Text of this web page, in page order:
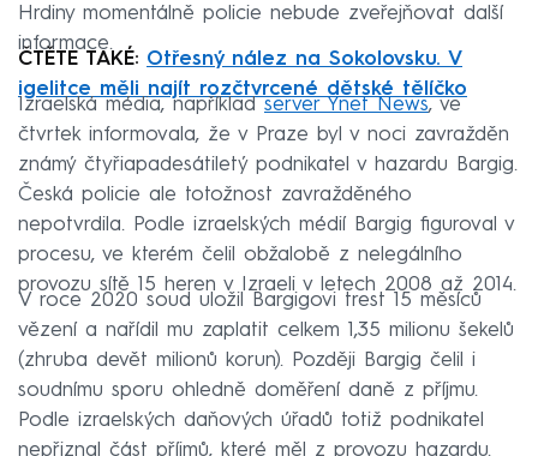
Hrdiny momentálně policie nebude zveřejňovat další
informace.
ČTĚTE TAKÉ: Otřesný nález na Sokolovsku. V
igelitce měli najít rozčtvrcené dětské tělíčko
Izraelská média, například server Ynet News, ve
čtvrtek informovala, že v Praze byl v noci zavražděn
známý čtyřiapadesátiletý podnikatel v hazardu Bargig.
Česká policie ale totožnost zavražděného
nepotvrdila. Podle izraelských médií Bargig figuroval v
procesu, ve kterém čelil obžalobě z nelegálního
provozu sítě 15 heren v Izraeli v letech 2008 až 2014.
V roce 2020 soud uložil Bargigovi trest 15 měsíců
vězení a nařídil mu zaplatit celkem 1,35 milionu šekelů
(zhruba devět milionů korun). Později Bargig čelil i
soudnímu sporu ohledně doměření daně z příjmu.
Podle izraelských daňových úřadů totiž podnikatel
nepřiznal část příjmů, které měl z provozu hazardu.